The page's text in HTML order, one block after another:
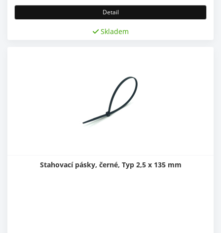
Detail
Skladem
Stahovací pásky, černé, Typ 2,5 x 135 mm